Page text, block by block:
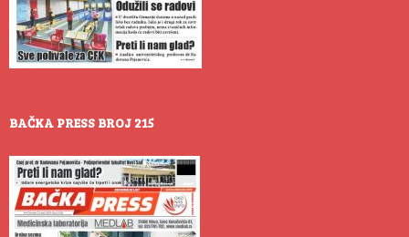
BAČKA PRESS BROJ 215